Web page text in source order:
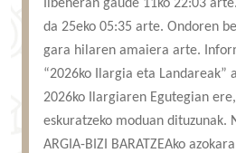
LURRAREN AGENDA
AZOKA
Ilbeheran gaude 11ko 22:03
da 25eko 05:35 arte. Ondoren
gara hilaren amaiera arte.
“2026ko Ilargia eta Landareak”
2026ko Ilargiaren Egutegian
eskuratzeko moduan dituzunak.
ARGIA-BIZI BARATZEAko